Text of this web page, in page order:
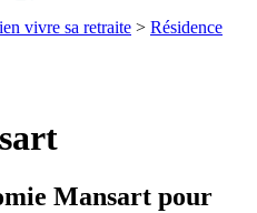
vivre sa retraite > Résidence
Mansart pour